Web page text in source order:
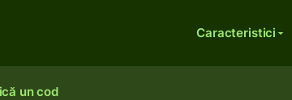
Caracteristici
un cod